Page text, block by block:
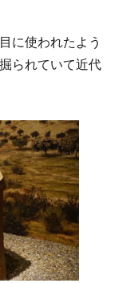
に使われたよう
られていて近代